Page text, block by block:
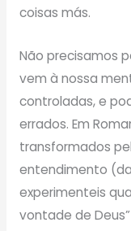
coisas más.
Não precisamos
vem à nossa
controladas, e
errados. Em
transformados
entendimento
experimenteis
vontade de